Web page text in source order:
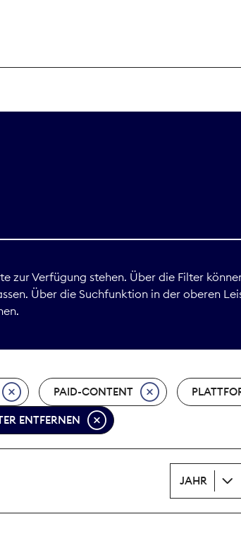
Print
zur Verfügung stehen. Über die Filter
Über die Suchfunktion in der oberen
PAID-CONTENT
ENTFERNEN
JAHR